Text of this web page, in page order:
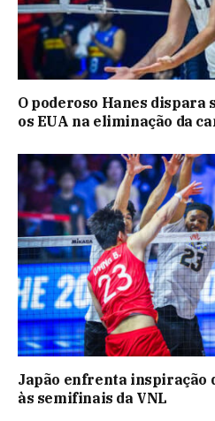
O poderoso Hanes dispara
os EUA na eliminação da
Japão enfrenta inspiração
às semifinais da VNL